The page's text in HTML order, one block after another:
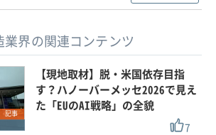
業界の関連コンテンツ
記事
【現地取材】脱・米国依存目指
す？ハノーバーメッセ2026で見え
た「EUのAI戦略」の全貌
7